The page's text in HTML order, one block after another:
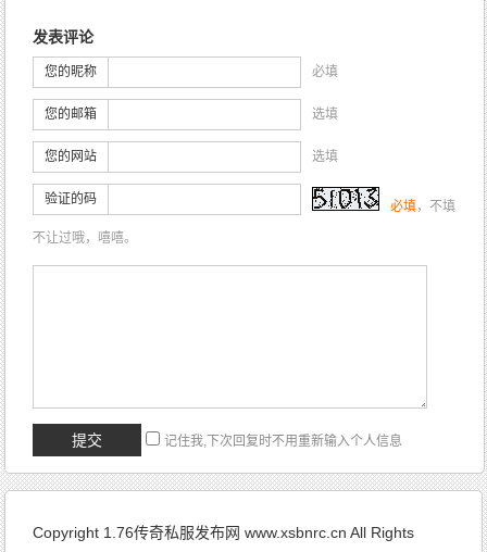
发表评论
您的昵称 必填
您的邮箱 选填
您的网站 选填
验证的码 必填，不填
不让过哦，嘻嘻。
记住我,下次回复时不用重新输入个人信息
Copyright 1.76传奇私服发布网 www.xsbnrc.cn All Rights